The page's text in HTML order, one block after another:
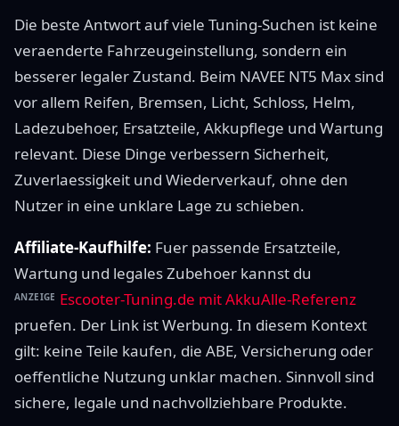
Die beste Antwort auf viele Tuning-Suchen ist keine
veraenderte Fahrzeugeinstellung, sondern ein
besserer legaler Zustand. Beim NAVEE NT5 Max sind
vor allem Reifen, Bremsen, Licht, Schloss, Helm,
Ladezubehoer, Ersatzteile, Akkupflege und Wartung
relevant. Diese Dinge verbessern Sicherheit,
Zuverlaessigkeit und Wiederverkauf, ohne den
Nutzer in eine unklare Lage zu schieben.
Affiliate-Kaufhilfe: Fuer passende Ersatzteile,
Wartung und legales Zubehoer kannst du
ANZEIGE Escooter-Tuning.de mit AkkuAlle-Referenz
pruefen. Der Link ist Werbung. In diesem Kontext
gilt: keine Teile kaufen, die ABE, Versicherung oder
oeffentliche Nutzung unklar machen. Sinnvoll sind
sichere, legale und nachvollziehbare Produkte.